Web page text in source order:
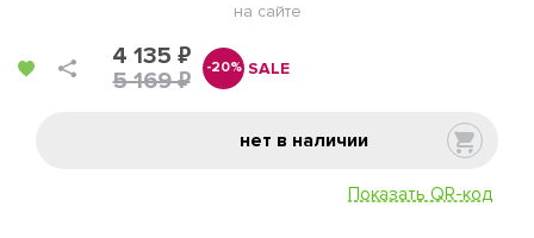
на сайте
4 135 ₽
5 169 ₽
-20% SALE
нет в наличии
Показать QR-код